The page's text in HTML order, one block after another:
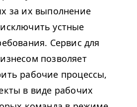
за их выполнение
устные
Сервис для
позволяет
рабочие процессы,
в виде рабочих